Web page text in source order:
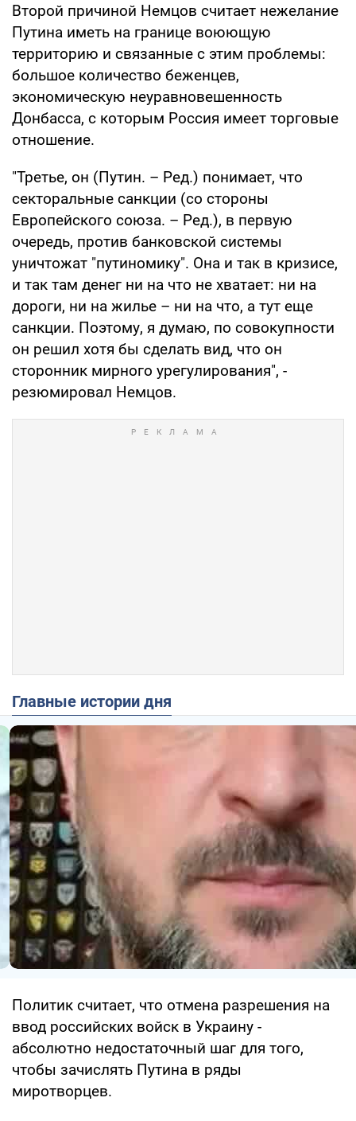
Второй причиной Немцов считает нежелание
Путина иметь на границе воюющую
территорию и связанные с этим проблемы:
большое количество беженцев,
экономическую неуравновешенность
Донбасса, с которым Россия имеет торговые
отношение.
"Третье, он (Путин. – Ред.) понимает, что
секторальные санкции (со стороны
Европейского союза. – Ред.), в первую
очередь, против банковской системы
уничтожат "путиномику". Она и так в кризисе,
и так там денег ни на что не хватает: ни на
дороги, ни на жилье – ни на что, а тут еще
санкции. Поэтому, я думаю, по совокупности
он решил хотя бы сделать вид, что он
сторонник мирного урегулирования", -
резюмировал Немцов.
Главные истории дня
Политик считает, что отмена разрешения на
ввод российских войск в Украину -
абсолютно недостаточный шаг для того,
чтобы зачислять Путина в ряды
миротворцев.